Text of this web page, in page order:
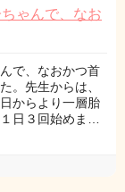
ゃんで、なお
で、なおかつ首
。先生からは、
からより一層胎
日３回始めま…